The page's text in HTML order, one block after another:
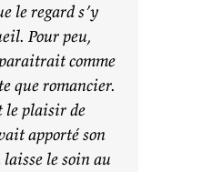
le regard s’y
Pour peu,
comme
que romancier.
le plaisir de
apporté son
le soin au